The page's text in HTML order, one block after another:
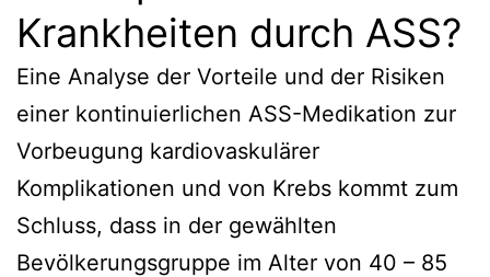
Krankheiten durch ASS?
Eine Analyse der Vorteile und der Risiken
einer kontinuierlichen ASS-Medikation zur
Vorbeugung kardiovaskulärer
Komplikationen und von Krebs kommt zum
Schluss, dass in der gewählten
Bevölkerungsgruppe im Alter von 40 – 85